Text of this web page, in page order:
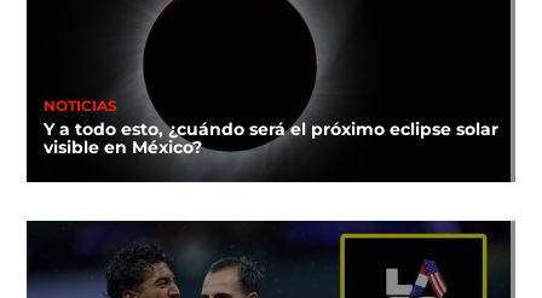
NOTICIAS
Y a todo esto, ¿cuándo será el próximo eclipse solar
visible en México?